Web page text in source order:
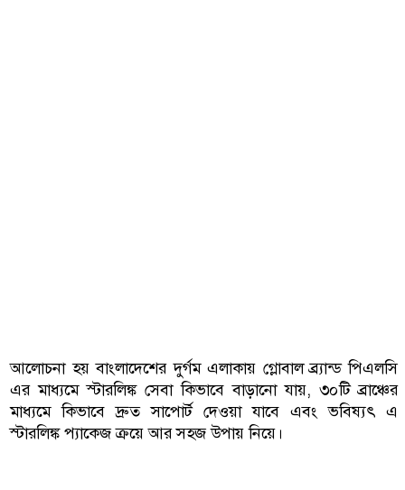
আলোচনা হয় বাংলাদেশের দুর্গম এলাকায় গ্লোবাল ব্র্যান্ড পিএলসি
এর মাধ্যমে স্টারলিঙ্ক সেবা কিভাবে বাড়ানো যায়, ৩০টি ব্রাঞ্চের
মাধ্যমে কিভাবে দ্রুত সাপোর্ট দেওয়া যাবে এবং ভবিষ্যৎ এ
স্টারলিঙ্ক প্যাকেজ ক্রয়ে আর সহজ উপায় নিয়ে।